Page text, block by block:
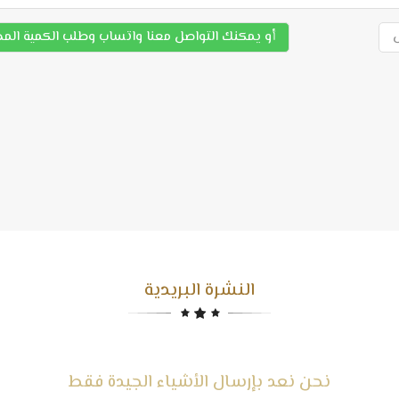
أو يمكنك التواصل معنا واتساب وطلب الكمية
النشرة البريدية
نحن نعد بإرسال الأشياء الجيدة فقط